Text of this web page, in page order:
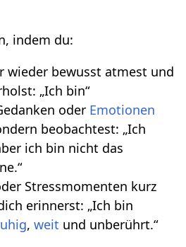
indem du:
wieder bewusst atmest und
„Ich bin“
oder Emotionen
beobachtest: „Ich
ich bin nicht das
Stressmomenten kurz
erinnerst: „Ich bin
, weit und unberührt.“